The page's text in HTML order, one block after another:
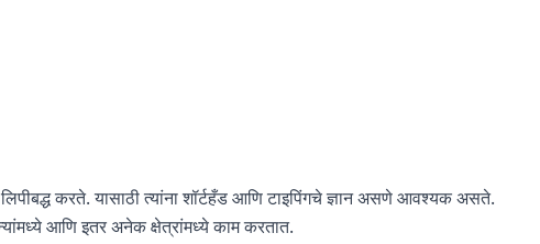
करते. यासाठी त्यांना शॉर्टहँड आणि टाइपिंगचे ज्ञान असणे आवश्यक असते.
आणि इतर अनेक क्षेत्रांमध्ये काम करतात.